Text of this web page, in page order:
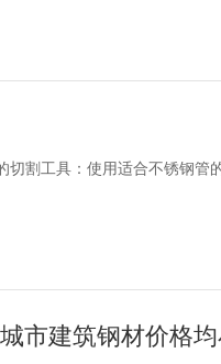
割工具：使用适合不锈钢管